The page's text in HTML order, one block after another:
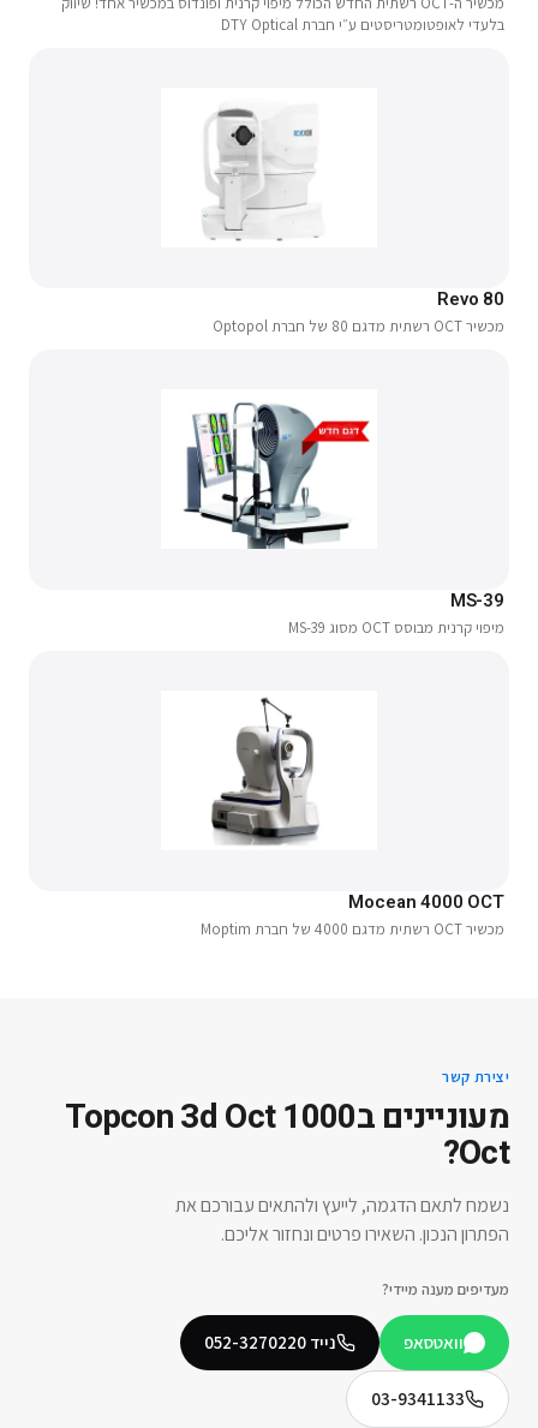
בלעדי לאופטומטריסטים ע״י חברת DTY Optical
Revo 80
מכשיר OCT רשתית מדגם 80 של חברת Optopol
MS-39
מיפוי קרנית מבוסס OCT מסוג MS-39
Mocean 4000 OCT
מכשיר OCT רשתית מדגם 4000 של חברת Moptim
יצירת קשר
מעוניינים בTopcon 3d Oct 1000
Oct
?
נשמח לתאם הדגמה, לייעץ ולהתאים עבורכם את
הפתרון הנכון. השאירו פרטים ונחזור אליכם.
מעדיפים מענה מיידי?
וואטסאפ נייד 052-3270220
03-9341133